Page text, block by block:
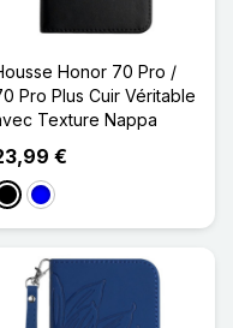
Honor 70 Pro /
Pro Plus Cuir Véritable
Texture Nappa
€
Bleu